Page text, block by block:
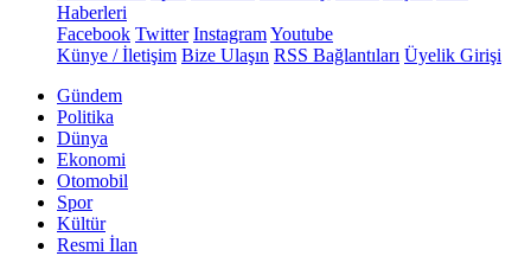
Haberleri
Facebook Twitter InstagramYoutube
Künye / İletişim Bize Ulaşın RSS Bağlantıları Üyelik Girişi
Gündem
Politika
Dünya
Ekonomi
Otomobil
Spor
Kültür
Resmi İlan